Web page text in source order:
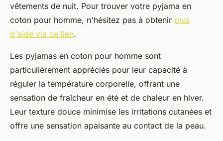
vêtements de nuit. Pour trouver votre pyjama en
coton pour homme, n'hésitez pas à obtenir plus
d'aide via ce lien.
Les pyjamas en coton pour homme sont
particulièrement appréciés pour leur capacité à
réguler la température corporelle, offrant une
sensation de fraîcheur en été et de chaleur en hiver.
Leur texture douce minimise les irritations cutanées et
offre une sensation apaisante au contact de la peau.